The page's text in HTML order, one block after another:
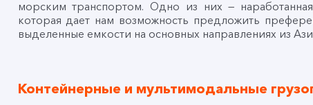
морским транспортом. Одно из них —
которая дает нам возможность предложить
выделенные емкости на основных направлениях из
Контейнерные и мультимодальные